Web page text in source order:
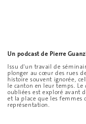
Un podcast de Pierre
Issu d'un travail de
plonger au cœur des rues
histoire souvent ignorée,
le canton en leur temps.
oubliées est exploré avant
et la place que les femmes
représentation.